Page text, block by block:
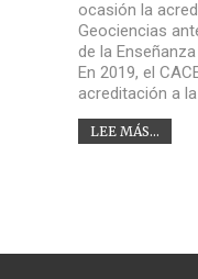
ocasión la
Geociencias
de la
En 2019, el
acreditación a
LEE MÁS...